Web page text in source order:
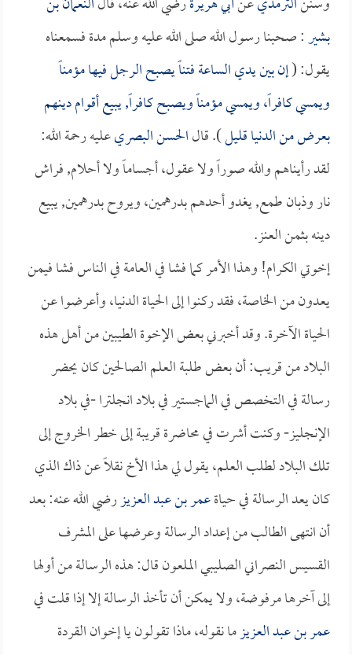
بشير: صحبنا رسول الله صلى الله عليه وسلم مدة فسمعناه
يقول: (إن بين يدي الساعة فتناً يصبح الرجل فيها مؤمناً
ويمسي كافراً، ويمسي مؤمناً ويصبح كافراً, يبيع أقوام دينهم
بعرض من الدنيا قليل). قالالحسن البصريعليه رحمة الله:
لقد رأيناهم والله صوراً ولا عقول، أجساماً ولا أحلام, فراش
نار وذبان طمع, يغدو أحدهم بدرهمين، ويروح بدرهمين, يبيع
دينه بثمن العنز.
إخوتي الكرام! وهذا الأمر كما فشا في العامة في الناس فشا فيمن
يعدون من الخاصة، فقد ركنوا إلى الحياة الدنيا، وأعرضوا عن
الحياة الآخرة. وقد أخبرني بعض الإخوة الطيبين من أهل هذه
البلاد من قريب: أن بعض طلبة العلم الصالحين كان يحضر
رسالة في التخصص في الماجستير في بلاد انجلترا -في بلاد
الإنجليز- وكنت أشرت في محاضرة قريبة إلى خطر الخروج إلى
تلك البلاد لطلب العلم، يقول لي هذا الأخ نقلاً عن ذاك الذي
كان يعد الرسالة في حياةعمر بن عبد العزيزرضي الله عنه: بعد
أن انتهى الطالب من إعداد الرسالة وعرضها على المشرف
القسيس النصراني الصليبي الملعون قال: هذه الرسالة من أولها
إلى آخرها مرفوضة، ولا يمكن أن تأخذ الرسالة إلا إذا قلت في
عمر بن عبد العزيزما نقوله، ماذا تقولون يا إخوان القردة